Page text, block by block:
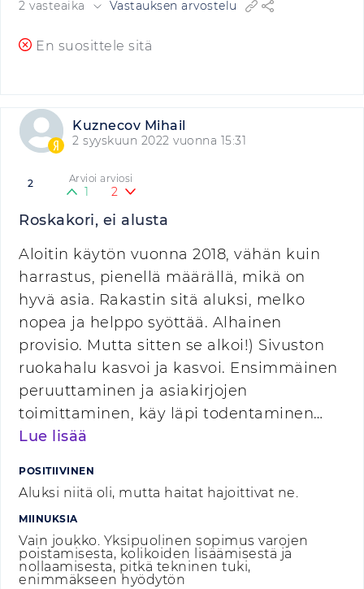
2 vasteaika Vastauksen arvostelu
En suosittele sitä
Kuznecov Mihail
2 syyskuun 2022 vuonna 15:31
2 Arvioi arviosi
1 2
Roskakori, ei alusta
Aloitin käytön vuonna 2018, vähän kuin
harrastus, pienellä määrällä, mikä on
hyvä asia. Rakastin sitä aluksi, melko
nopea ja helppo syöttää. Alhainen
provisio. Mutta sitten se alkoi!) Sivuston
ruokahalu kasvoi ja kasvoi. Ensimmäinen
peruuttaminen ja asiakirjojen
toimittaminen, käy läpi todentaminen…
Lue lisää
POSITIIVINEN
Aluksi niitä oli, mutta haitat hajoittivat ne.
MIINUKSIA
Vain joukko. Yksipuolinen sopimus varojen
poistamisesta, kolikoiden lisäämisestä ja
nollaamisesta, pitkä tekninen tuki,
enimmäkseen hyödytön